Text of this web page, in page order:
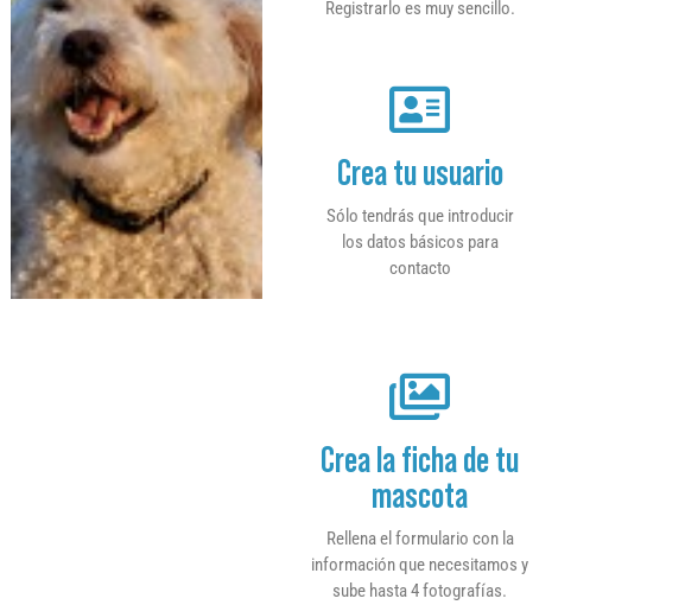
Registrarlo es muy sencillo.
Crea tu usuario
Sólo tendrás que introducir
los datos básicos para
contacto
Crea la ficha de tu
mascota
Rellena el formulario con la
información que necesitamos y
sube hasta 4 fotografías.